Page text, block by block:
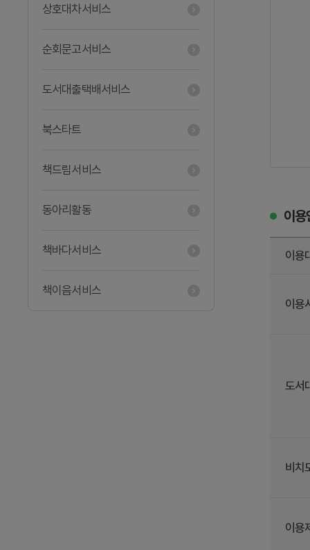
상호대차서비스
순회문고서비스
도서대출택배서비스
북스타트
책드림서비스
동아리활동
책바다서비스
책이음서비스
이용
이용
이용
도서
비치
이용